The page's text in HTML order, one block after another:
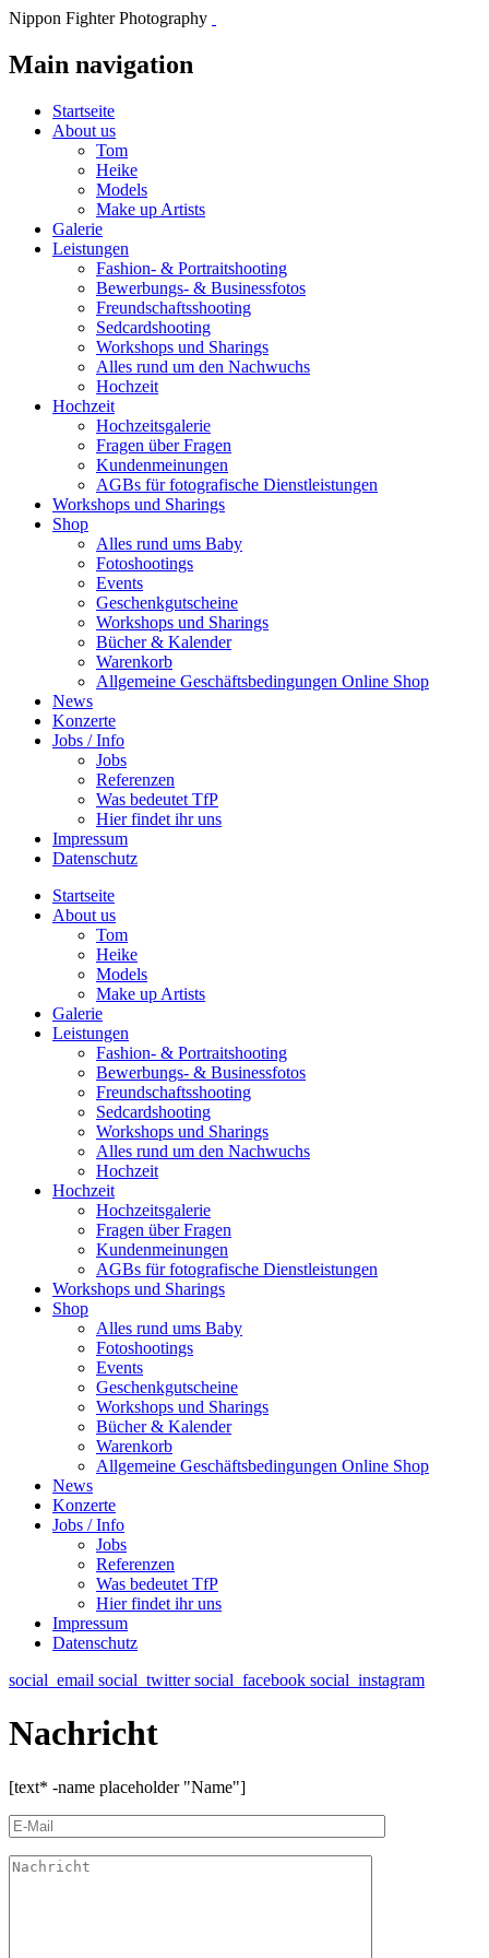
Nippon Fighter Photography
Main navigation
Startseite
About us
Tom
Heike
Models
Make up Artists
Galerie
Leistungen
Fashion- & Portraitshooting
Bewerbungs- & Businessfotos
Freundschaftsshooting
Sedcardshooting
Workshops und Sharings
Alles rund um den Nachwuchs
Hochzeit
Hochzeit
Hochzeitsgalerie
Fragen über Fragen
Kundenmeinungen
AGBs für fotografische Dienstleistungen
Workshops und Sharings
Shop
Alles rund ums Baby
Fotoshootings
Events
Geschenkgutscheine
Workshops und Sharings
Bücher & Kalender
Warenkorb
Allgemeine Geschäftsbedingungen Online Shop
News
Konzerte
Jobs / Info
Jobs
Referenzen
Was bedeutet TfP
Hier findet ihr uns
Impressum
Datenschutz
Startseite
About us
Tom
Heike
Models
Make up Artists
Galerie
Leistungen
Fashion- & Portraitshooting
Bewerbungs- & Businessfotos
Freundschaftsshooting
Sedcardshooting
Workshops und Sharings
Alles rund um den Nachwuchs
Hochzeit
Hochzeit
Hochzeitsgalerie
Fragen über Fragen
Kundenmeinungen
AGBs für fotografische Dienstleistungen
Workshops und Sharings
Shop
Alles rund ums Baby
Fotoshootings
Events
Geschenkgutscheine
Workshops und Sharings
Bücher & Kalender
Warenkorb
Allgemeine Geschäftsbedingungen Online Shop
News
Konzerte
Jobs / Info
Jobs
Referenzen
Was bedeutet TfP
Hier findet ihr uns
Impressum
Datenschutz
social_email social_twittersocial_facebook social_instagram
Nachricht
[text* -name placeholder "Name"]